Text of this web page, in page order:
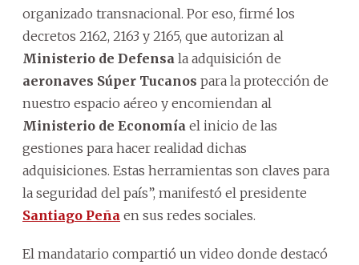
organizado transnacional. Por eso, firmé los
decretos 2162, 2163 y 2165, que autorizan al
Ministerio de Defensa la adquisición de
aeronaves Súper Tucanos para la protección de
nuestro espacio aéreo y encomiendan al
Ministerio de Economía el inicio de las
gestiones para hacer realidad dichas
adquisiciones. Estas herramientas son claves para
la seguridad del país”, manifestó el presidente
Santiago Peña en sus redes sociales.
El mandatario compartió un video donde destacó